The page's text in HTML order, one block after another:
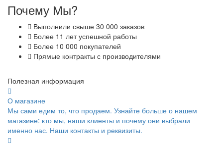
Почему Мы?
Выполнили свыше 30 000 заказов
Более 11 лет успешной работы
Более 10 000 покупателей
Прямые контракты с производителями
Полезная информация
О магазине
Мы сами едим то, что продаем. Узнайте больше о нашем
магазине: кто мы, наши клиенты и почему они выбрали
именно нас. Наши контакты и реквизиты.